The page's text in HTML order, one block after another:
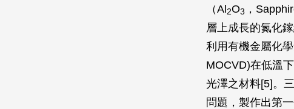
（Al 2O3 ，
層上成長的氮化
利用有機金屬化
MOCVD)在低溫
光澤之材料[5]。
問題，製作出第